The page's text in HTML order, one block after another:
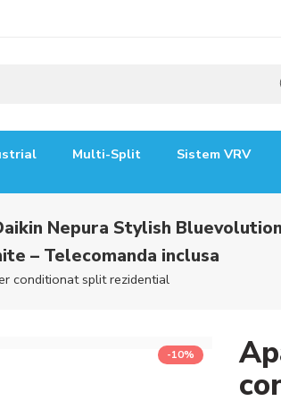
Multi-Split Sistem VRV
Nepura Stylish
– Telecomanda inclusa
conditionat split rezidential
-10%